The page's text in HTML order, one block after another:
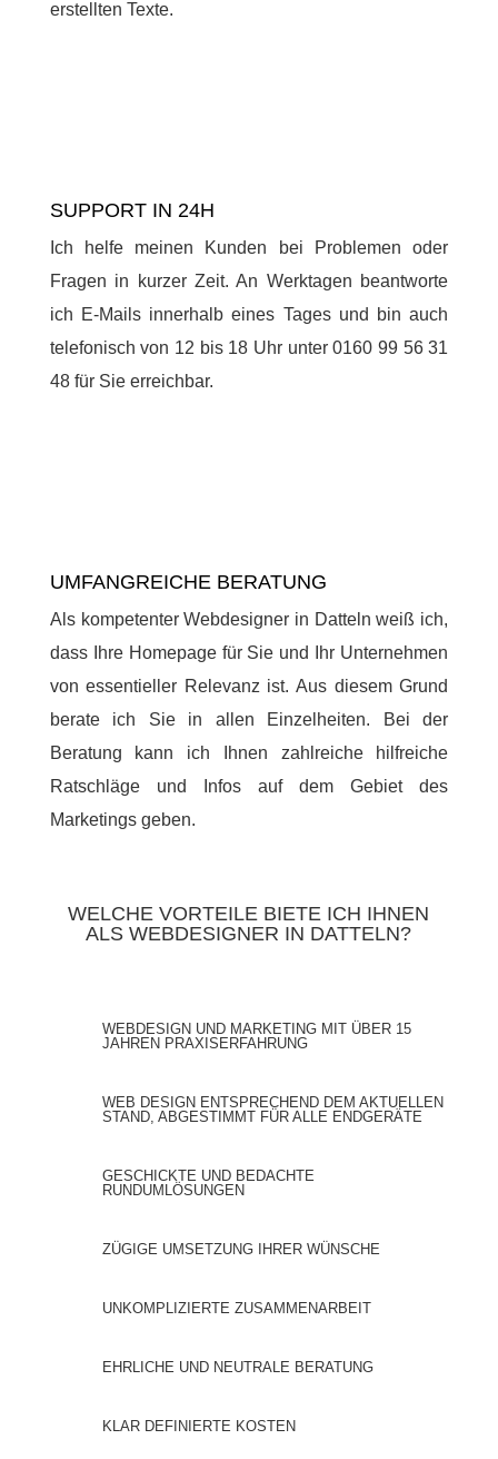
erstellten Texte.
SUPPORT IN 24H
Ich helfe meinen Kunden bei Problemen oder
Fragen in kurzer Zeit. An Werktagen beantworte
ich E-Mails innerhalb eines Tages und bin auch
telefonisch von 12 bis 18 Uhr unter 0160 99 56 31
48 für Sie erreichbar.
UMFANGREICHE BERATUNG
Als kompetenter Webdesigner in Datteln weiß ich,
dass Ihre Homepage für Sie und Ihr Unternehmen
von essentieller Relevanz ist. Aus diesem Grund
berate ich Sie in allen Einzelheiten. Bei der
Beratung kann ich Ihnen zahlreiche hilfreiche
Ratschläge und Infos auf dem Gebiet des
Marketings geben.
WELCHE VORTEILE BIETE ICH IHNEN
ALS WEBDESIGNER IN DATTELN?
WEBDESIGN UND MARKETING MIT ÜBER 15
JAHREN PRAXISERFAHRUNG
WEB DESIGN ENTSPRECHEND DEM AKTUELLEN
STAND, ABGESTIMMT FÜR ALLE ENDGERÄTE
GESCHICKTE UND BEDACHTE
RUNDUMLÖSUNGEN
ZÜGIGE UMSETZUNG IHRER WÜNSCHE
UNKOMPLIZIERTE ZUSAMMENARBEIT
EHRLICHE UND NEUTRALE BERATUNG
KLAR DEFINIERTE KOSTEN